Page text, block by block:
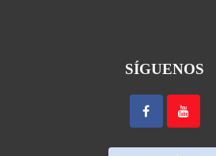
SÍGUENOS